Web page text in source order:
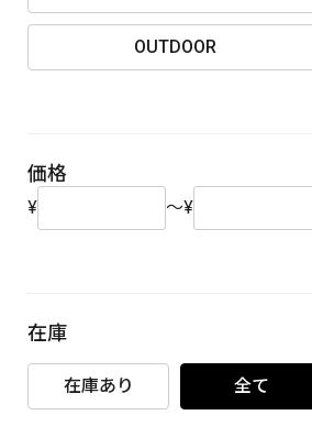
OUTDOOR
価格
¥ ～¥
在庫
在庫あり 全て